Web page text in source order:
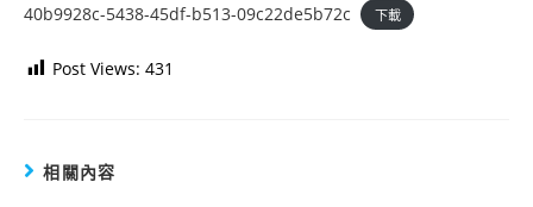
40b9928c-5438-45df-b513-09c22de5b72c 下載
Post Views: 431
相關內容